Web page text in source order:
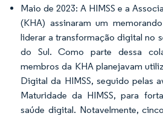
Maio de 2023: A HIMSS e a
(KHA) assinaram um
liderar a transformação digital no
do Sul. Como parte dessa
membros da KHA planejavam
Digital da HIMSS, seguido pelas
Maturidade da HIMSS, para
saúde digital. Notavelmente,